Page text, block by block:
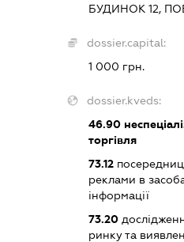
БУДИНОК 12,
dossier.capital:
1 000 грн.
dossier.kveds:
46.90
торгівля
73.12
реклами в
інформації
73.20
ринку та